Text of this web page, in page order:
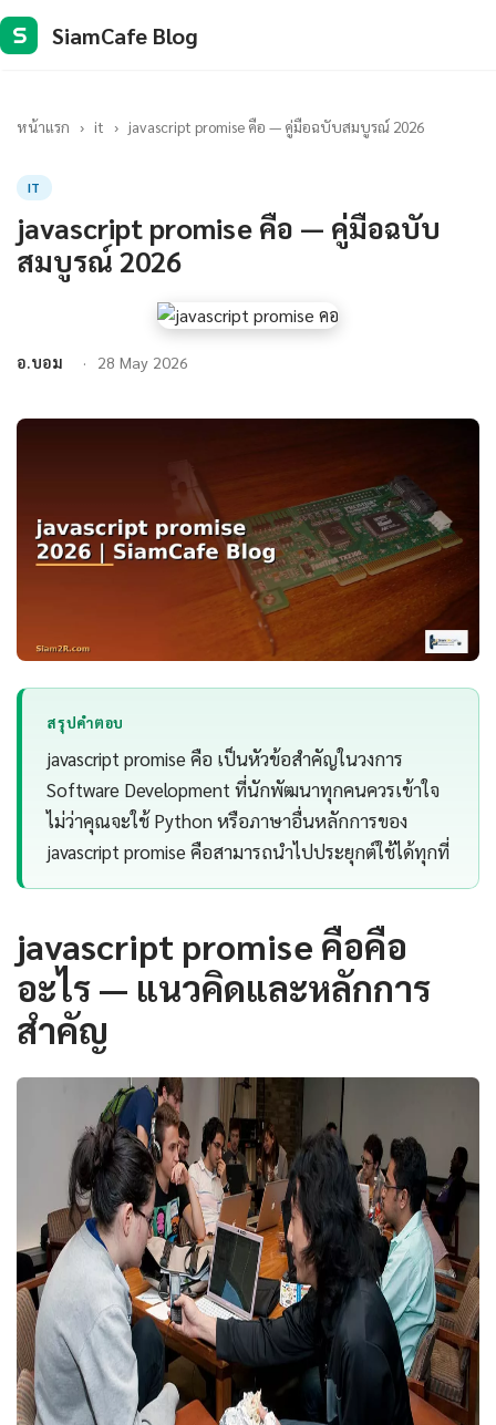
S SiamCafe Blog
หน้าแรก › it › javascript promise คือ — คู่มือฉบับสมบูรณ์ 2026
IT
javascript promise คือ — คู่มือฉบับ
สมบูรณ์ 2026
อ.บอม 28 May 2026
สรุปคำตอบ
javascript promise คือ เป็นหัวข้อสำคัญในวงการ
Software Development ที่นักพัฒนาทุกคนควรเข้าใจ
ไม่ว่าคุณจะใช้ Python หรือภาษาอื่นหลักการของ
javascript promise คือสามารถนำไปประยุกต์ใช้ได้ทุกที่
javascript promise คือคือ
อะไร — แนวคิดและหลักการ
สำคัญ